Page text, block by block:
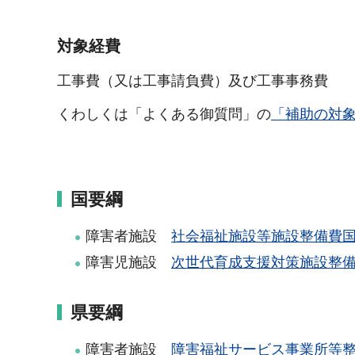
対象経費
工事費（又は工事請負費）及び工事事務費
くわしくは「よくある御質問」の 「補助の対
国要綱
障害者施設 社会福祉施設等施設整備費
障害児施設 次世代育成支援対策施設整
県要綱
障害者施設 障害福祉サービス事業所等